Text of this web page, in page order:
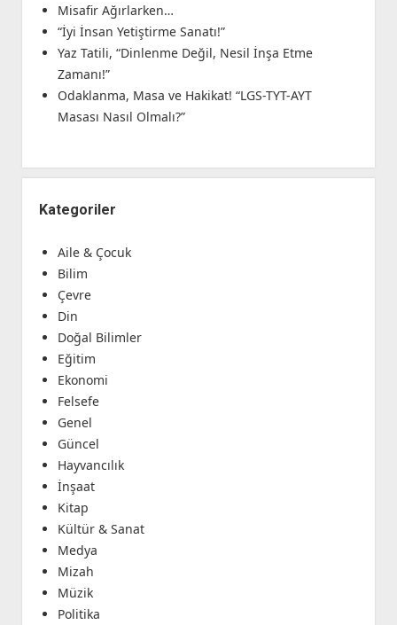
Misafir Ağırlarken…
“İyi İnsan Yetiştirme Sanatı!”
Yaz Tatili, “Dinlenme Değil, Nesil İnşa Etme
Zamanı!”
Odaklanma, Masa ve Hakikat! “LGS-TYT-AYT
Masası Nasıl Olmalı?”
Kategoriler
Aile & Çocuk
Bilim
Çevre
Din
Doğal Bilimler
Eğitim
Ekonomi
Felsefe
Genel
Güncel
Hayvancılık
İnşaat
Kitap
Kültür & Sanat
Medya
Mizah
Müzik
Politika